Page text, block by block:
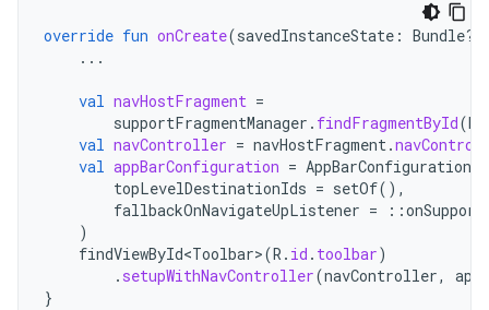
override fun onCreate(savedInstanceState : Bundle?)
...
val navHostFragment =
supportFragmentManager . findFragmentById(R
val navController = navHostFragment.
val appBarConfiguration = AppBarConfiguration
topLevelDestinationIds = setOf(),
fallbackOnNavigateUpListener = ::
)
findViewById<Toolbar>(R . id . toolbar)
. setupWithNavController(navController,
}